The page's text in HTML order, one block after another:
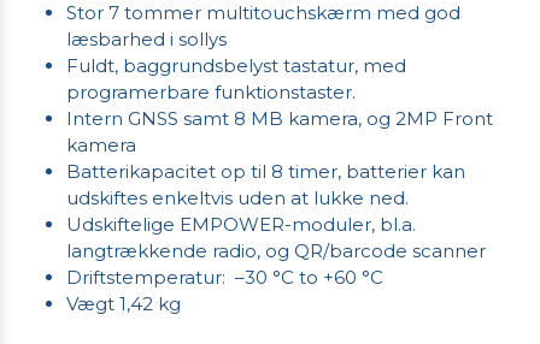
Stor 7 tommer multitouchskærm med god
læsbarhed i sollys
Fuldt, baggrundsbelyst tastatur, med
programerbare funktionstaster.
Intern GNSS samt 8 MB kamera, og 2MP Front
kamera
Batterikapacitet op til 8 timer, batterier kan
udskiftes enkeltvis uden at lukke ned.
Udskiftelige EMPOWER-moduler, bl.a.
langtrækkende radio, og QR/barcode scanner
Driftstemperatur: –30 °C to +60 °C
Vægt 1,42 kg